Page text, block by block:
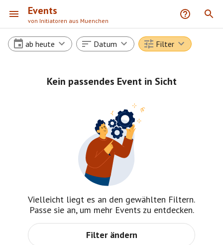
Events
von Initiatoren aus Muenchen
ab heute Datum Filter
Kein passendes Event in Sicht
Vielleicht liegt es an den gewählten Filtern.
Passe sie an, um mehr Events zu entdecken.
Filter ändern